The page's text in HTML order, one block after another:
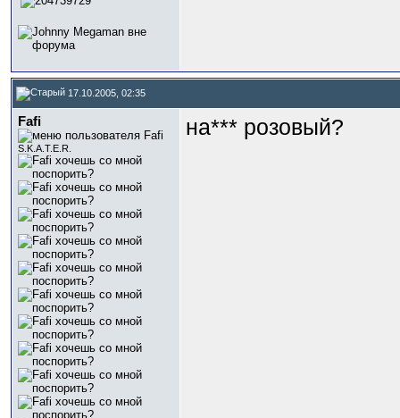
17.10.2005, 02:35
Fafi
S.K.A.T.E.R.
на*** розовый?